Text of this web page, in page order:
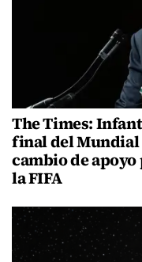
The Times:
final del Mundial
cambio de
la FIFA